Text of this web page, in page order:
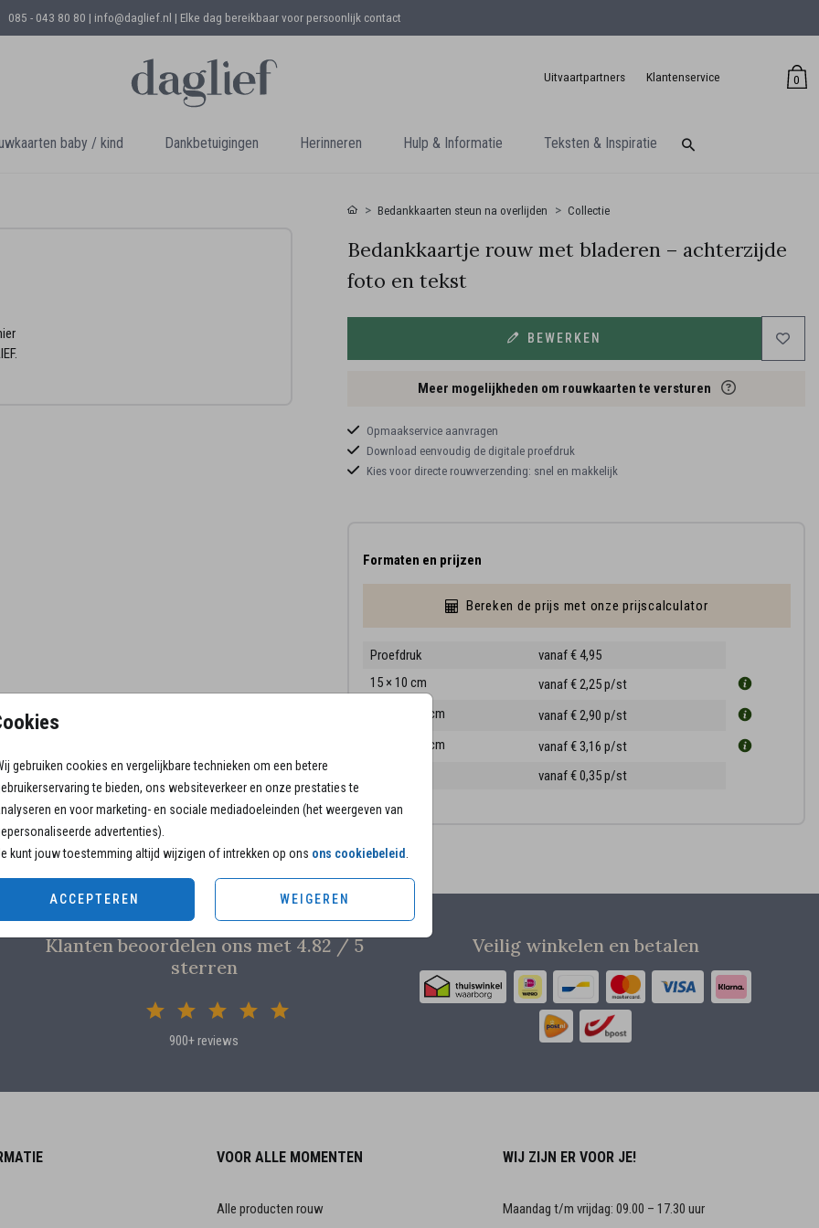
085 - 043 80 80 | info@daglief.nl | Elke dag bereikbaar voor persoonlijk contact
Uitvaartpartners Klantenservice 0
baby / kind Dankbetuigingen Herinneren Hulp & Informatie Teksten & Inspiratie
gebruiken cookies en vergelijkbare technieken om een betere
te bieden, ons websiteverkeer en onze prestaties te
en voor marketing- en sociale mediadoeleinden (het weergeven van
advertenties).
kunt jouw toestemming altijd wijzigen of intrekken op ons ons cookiebeleid
ACCEPTEREN WEIGEREN
Bedankkaarten steun na overlijden Collectie
Bedankkaartje rouw met bladeren – achterzijde
foto en tekst
BEWERKEN
Meer mogelijkheden om rouwkaarten te versturen
Opmaakservice aanvragen
Download eenvoudig de digitale proefdruk
Kies voor directe rouwverzending: snel en makkelijk
Formaten en prijzen
Bereken de prijs met onze prijscalculator
Proefdruk
vanaf € 4,95
15 × 10 cm
vanaf € 2,25p/st
17.1 × 11.4 cm
vanaf € 2,90 p/st
21.6 × 14.4 cm
vanaf € 3,16 p/st
vanaf € 0,35p/st
Klanten beoordelen ons met 4.82 / 5
sterren
900+ reviews
Veilig winkelen en betalen
VOOR ALLE MOMENTEN
Alle producten rouw
WIJ ZIJN ER VOOR JE!
Maandag t/m vrijdag: 09.00 – 17.30 uur